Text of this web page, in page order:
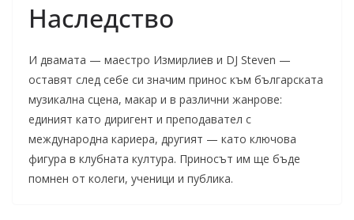
Наследство
И двамата — маестро Измирлиев и DJ Steven —
оставят след себе си значим принос към българската
музикална сцена, макар и в различни жанрове:
единият като диригент и преподавател с
международна кариера, другият — като ключова
фигура в клубната култура. Приносът им ще бъде
помнен от колеги, ученици и публика.